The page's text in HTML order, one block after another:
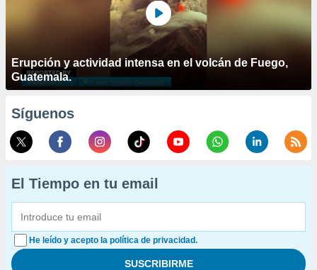
Erupción y actividad intensa en el volcán de Fuego,
Guatemala.
Síguenos
El Tiempo en tu email
He leído y acepto la política de privacidad.